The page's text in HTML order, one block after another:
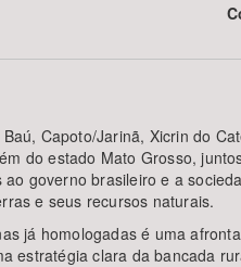
Capoto/Jarinã, Xicrin do
do estado Mato Grosso,
governo brasileiro e a
e seus recursos naturais.
já homologadas é uma
estratégia clara da bancada